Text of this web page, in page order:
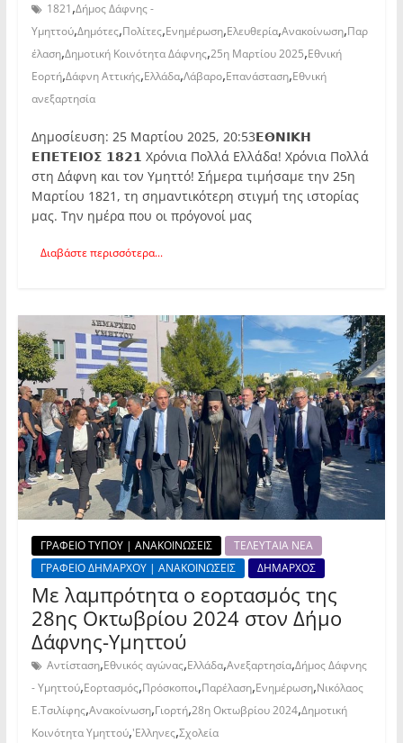
1821,Δήμος Δάφνης -
Υμηττού,Δημότες,Πολίτες,Ενημέρωση,Ελευθερία,Ανακοίνωση,Παρ
έλαση,Δημοτική Κοινότητα Δάφνης,25η Μαρτίου 2025,Εθνική
Εορτή,Δάφνη Αττικής,Ελλάδα,Λάβαρο,Επανάσταση,Εθνική
ανεξαρτησία
Δημοσίευση: 25 Μαρτίου 2025, 20:53𝝚𝝝𝝢𝝞𝝟𝝜
𝝚𝝥𝝚𝝩𝝚𝝞𝝤𝝨 𝟭𝟴𝟮𝟭 Χρόνια Πολλά Ελλάδα! Χρόνια Πολλά
στη Δάφνη και τον Υμηττό! Σήμερα τιμήσαμε την 25η
Μαρτίου 1821, τη σημαντικότερη στιγμή της ιστορίας
μας. Την ημέρα που οι πρόγονοί μας
Διαβάστε περισσότερα...
ΓΡΑΦΕΙΟ ΤΥΠΟΥ | ΑΝΑΚΟΙΝΩΣΕΙΣ
ΤΕΛΕΥΤΑΙΑ ΝΕΑ
ΓΡΑΦΕΙΟ ΔΗΜΑΡΧΟΥ | ΑΝΑΚΟΙΝΩΣΕΙΣ
ΔΗΜΑΡΧΟΣ
Με λαμπρότητα ο εορτασμός της
28ης Οκτωβρίου 2024 στον Δήμο
Δάφνης-Υμηττού
Αντίσταση,Εθνικός αγώνας,Ελλάδα,Ανεξαρτησία,Δήμος Δάφνης
- Υμηττού,Εορτασμός,Πρόσκοποι,Παρέλαση,Ενημέρωση,Νικόλαος
Ε.Τσιλίφης,Ανακοίνωση,Γιορτή,28η Οκτωβρίου 2024,Δημοτική
Κοινότητα Υμηττού,'Ελληνες,Σχολεία